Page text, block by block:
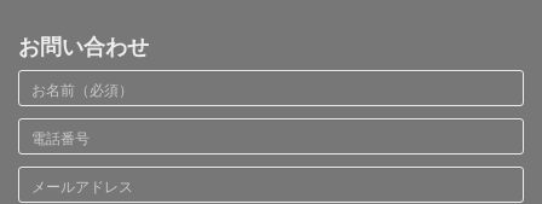
お問い合わせ